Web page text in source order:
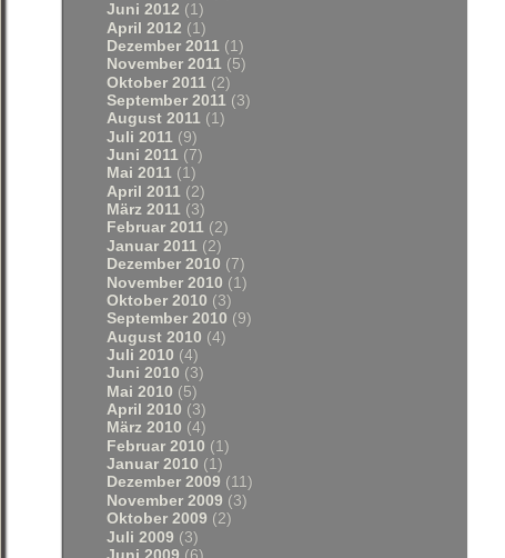
Juni 2012 (1)
April 2012 (1)
Dezember 2011 (1)
November 2011 (5)
Oktober 2011 (2)
September 2011 (3)
August 2011 (1)
Juli 2011 (9)
Juni 2011 (7)
Mai 2011 (1)
April 2011 (2)
März 2011 (3)
Februar 2011 (2)
Januar 2011 (2)
Dezember 2010 (7)
November 2010 (1)
Oktober 2010 (3)
September 2010 (9)
August 2010 (4)
Juli 2010 (4)
Juni 2010 (3)
Mai 2010 (5)
April 2010 (3)
März 2010 (4)
Februar 2010 (1)
Januar 2010 (1)
Dezember 2009 (11)
November 2009 (3)
Oktober 2009 (2)
Juli 2009 (3)